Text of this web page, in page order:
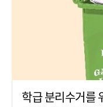
학급 분리수거를